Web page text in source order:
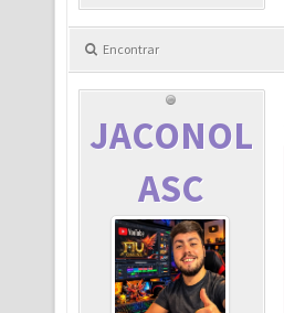
Encontrar
JACONOL
ASC